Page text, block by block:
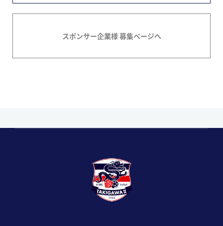
スポンサー企業様 募集ページへ